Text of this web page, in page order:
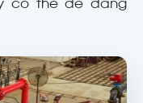
có thể dễ dàng